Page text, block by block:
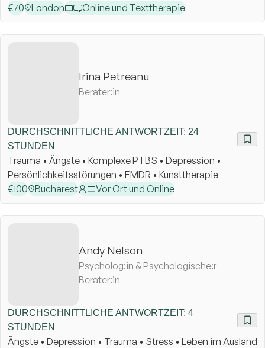
€70 London Online und Texttherapie
Irina Petreanu
Berater:in
DURCHSCHNITTLICHE ANTWORTZEIT: 24
STUNDEN
Trauma • Ängste • Komplexe PTBS • Depression •
Persönlichkeitsstörungen • EMDR • Kunsttherapie
€100 Bucharest Vor Ort und Online
Andy Nelson
Psycholog:in & Psychologische:r
Berater:in
DURCHSCHNITTLICHE ANTWORTZEIT: 4
STUNDEN
Ängste • Depression • Trauma • Stress • Leben im Ausland